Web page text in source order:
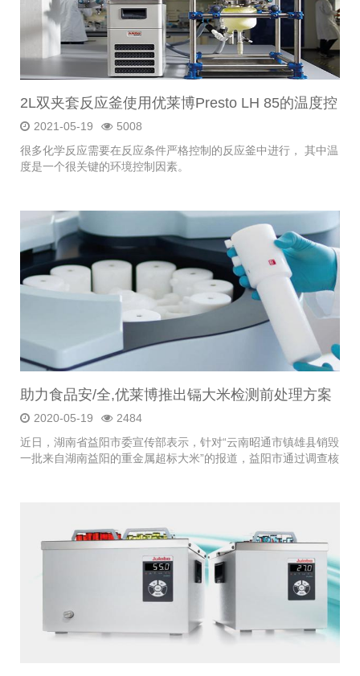
2L双夹套反应釜使用优莱博Presto LH 85的温度控
制案例分析
2021-05-19
5008
很多化学反应需要在反应条件严格控制的反应釜中进行， 其中温
度是一个很关键的环境控制因素。
助力食品安/全,优莱博推出镉大米检测前处理方案
2020-05-19
2484
近日，湖南省益阳市委宣传部表示，针对“云南昭通市镇雄县销毁
一批来自湖南益阳的重金属超标大米”的报道，益阳市通过调查核